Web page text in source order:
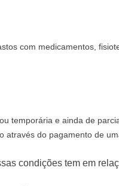
com medicamentos,
temporária e ainda de
do pagamento de
condições tem em